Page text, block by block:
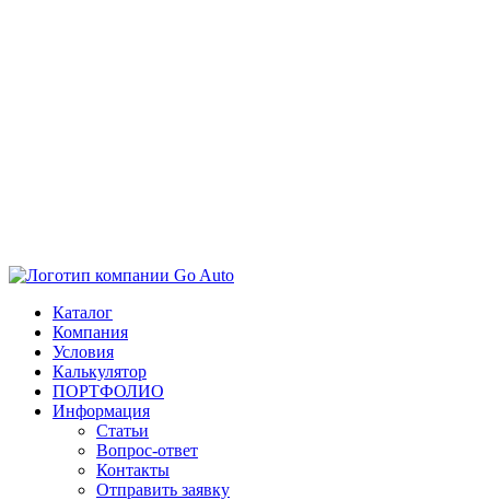
Каталог
Компания
Условия
Калькулятор
ПОРТФОЛИО
Информация
Статьи
Вопрос-ответ
Контакты
Отправить заявку